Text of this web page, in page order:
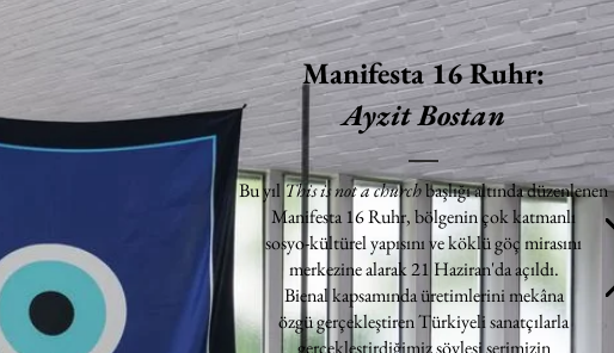
Manifesta 16 Ruhr:
Ayzit Bostan
Bu yılThis is not a churchbaşlığı altında düzenlenen
Manifesta 16 Ruhr, bölgenin çok katmanlı
sosyo-kültürel yapısını ve köklü göç mirasını
merkezine alarak 21 Haziran'da açıldı.
Bienal kapsamında üretimlerini mekâna
özgü gerçekleştiren Türkiyeli sanatçılarla
gerçekleştirdiğimiz söyleşi serimizin